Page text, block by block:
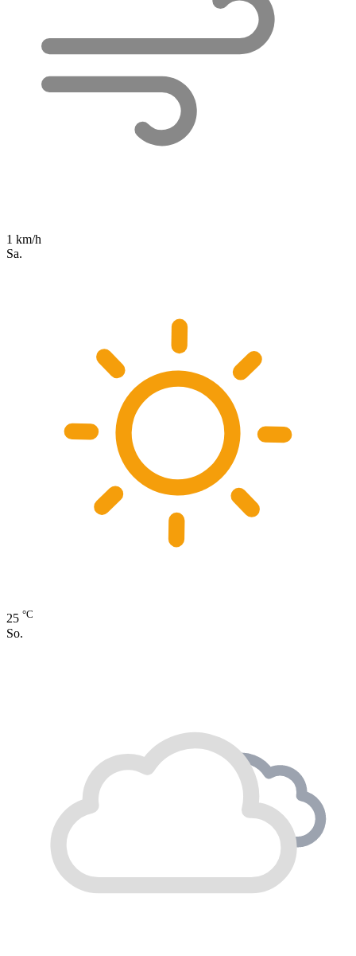
1 km/h
Sa.
25 °C
So.